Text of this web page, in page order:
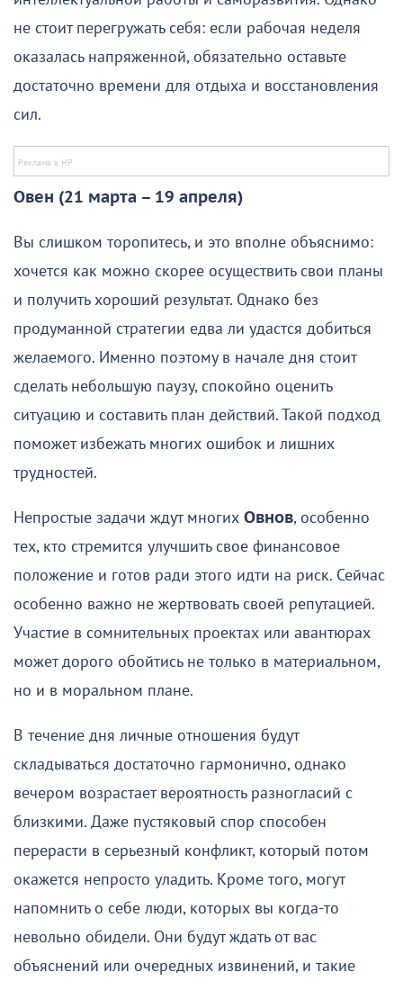
не стоит перегружать себя: если рабочая неделя
оказалась напряженной, обязательно оставьте
достаточно времени для отдыха и восстановления
сил.
Овен (21 марта – 19 апреля)
Вы слишком торопитесь, и это вполне объяснимо:
хочется как можно скорее осуществить свои планы
и получить хороший результат. Однако без
продуманной стратегии едва ли удастся добиться
желаемого. Именно поэтому в начале дня стоит
сделать небольшую паузу, спокойно оценить
ситуацию и составить план действий. Такой подход
поможет избежать многих ошибок и лишних
трудностей.
Непростые задачи ждут многих Овнов, особенно
тех, кто стремится улучшить свое финансовое
положение и готов ради этого идти на риск. Сейчас
особенно важно не жертвовать своей репутацией.
Участие в сомнительных проектах или авантюрах
может дорого обойтись не только в материальном,
но и в моральном плане.
В течение дня личные отношения будут
складываться достаточно гармонично, однако
вечером возрастает вероятность разногласий с
близкими. Даже пустяковый спор способен
перерасти в серьезный конфликт, который потом
окажется непросто уладить. Кроме того, могут
напомнить о себе люди, которых вы когда-то
невольно обидели. Они будут ждать от вас
объяснений или очередных извинений, и такие